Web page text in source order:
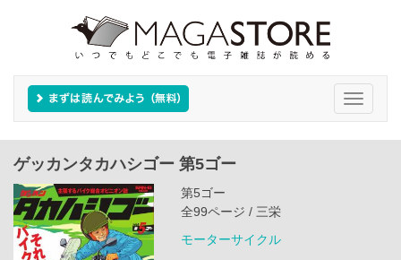
Toggle
ゲッカンタカハシゴー 第5ゴー
第5ゴー
全99ページ / 三栄
モーターサイクル